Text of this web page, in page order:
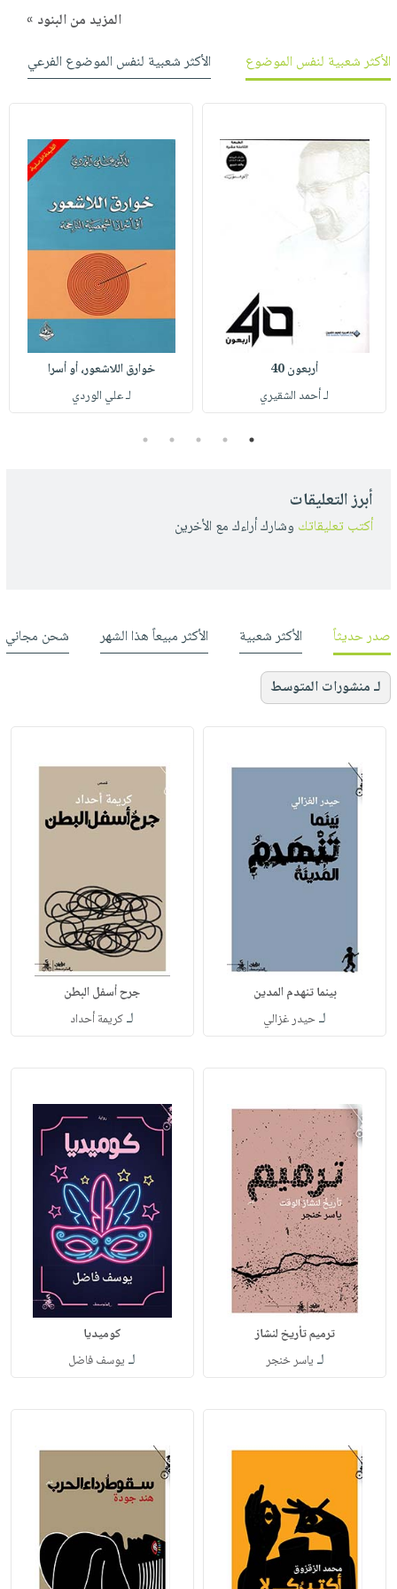
المزيد من البنود »
الأكثر شعبية لنفس الموضوع
الأكثر شعبية لنفس الموضوع الفرعي
أربعون 40
لـ أحمد الشقيري
خوارق اللاشعور، أو أسرا
لـ علي الوردي
1
2
3
4
5
أبرز التعليقات
أكتب تعليقاتك وشارك أراءك مع الأخرين
صدر حديثاً الأكثر شعبية الأكثر مبيعاً هذا الشهر شحن مجاني
لـ منشورات المتوسط
بينما تنهدم المدين
لـحيدر غزالي
جرح أسفل البطن
لـكريمة أحداد
ترميم تأريخ لنشاز
لـ ياسر خنجر
كوميديا
لـ يوسف فاضل